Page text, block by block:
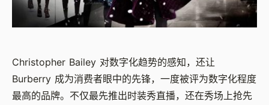
Christopher Bailey 对数字化趋势的感知，还让
Burberry 成为消费者眼中的先锋，一度被评为数字化程度
最高的品牌。不仅最先推出时装秀直播，还在秀场上抢先